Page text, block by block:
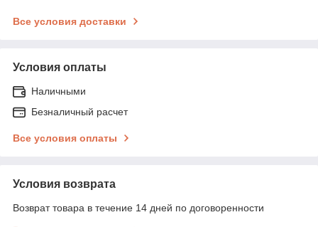
Все условия доставки
Условия оплаты
Наличными
Безналичный расчет
Все условия оплаты
Условия возврата
Возврат товара в течение 14 дней по договоренности